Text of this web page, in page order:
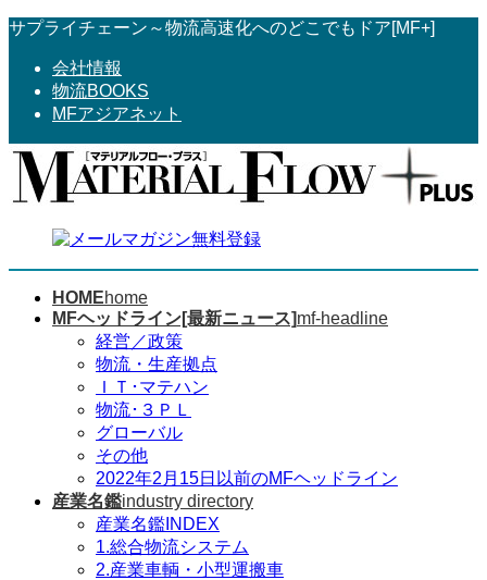
コ
へ
ス
ナ
ョ
ン
サプライチェーン～物流高速化へのどこでもドア[MF+]
会社情報
物流BOOKS
MFアジアネット
HOMEhome
MFヘッドライン[最新ニュース]mf-headline
経営／政策
物流・生産拠点
ＩＴ･マテハン
物流･３ＰＬ
グローバル
その他
2022年2月15日以前のMFヘッドライン
産業名鑑industry directory
産業名鑑INDEX
1.総合物流システム
2.産業車輌・小型運搬車